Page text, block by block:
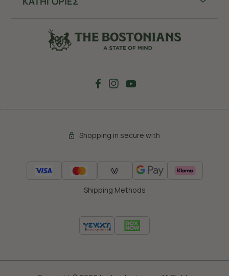
Shopping in secure with
Shipping Methods